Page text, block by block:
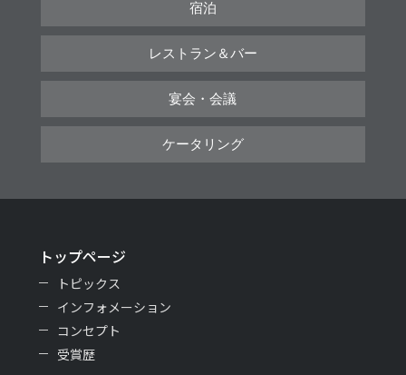
宿泊
レストラン＆バー
宴会・会議
ケータリング
トップページ
トピックス
インフォメーション
コンセプト
受賞歴